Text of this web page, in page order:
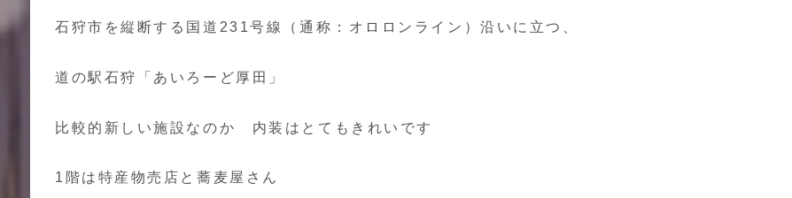
石狩市を縦断する国道231号線（通称：オロロンライン）沿いに立つ、
道の駅石狩「あいろーど厚田」
比較的新しい施設なのか 内装はとてもきれいです
1階は特産物売店と蕎麦屋さん